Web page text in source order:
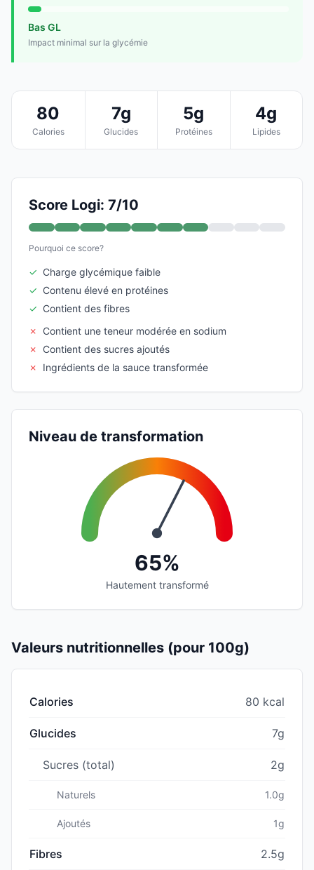
Bas GL
Impact minimal sur la glycémie
80
Calories
7g
Glucides
5g
Protéines
4g
Lipides
Score Logi: 7/10
Pourquoi ce score?
✓ Charge glycémique faible
✓ Contenu élevé en protéines
✓ Contient des fibres
✗
Contient une teneur modérée en sodium
✗
Contient des sucres ajoutés
✗
Ingrédients de la sauce transformée
Niveau de transformation
65%
Hautement transformé
Valeurs nutritionnelles (pour 100g)
Calories 80 kcal
Glucides 7g
Sucres (total) 2g
Naturels 1.0g
Ajoutés 1g
Fibres 2.5g